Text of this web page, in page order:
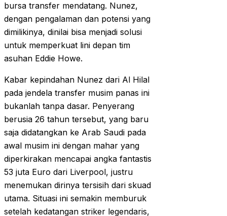
bursa transfer mendatang. Nunez,
dengan pengalaman dan potensi yang
dimilikinya, dinilai bisa menjadi solusi
untuk memperkuat lini depan tim
asuhan Eddie Howe.
Kabar kepindahan Nunez dari Al Hilal
pada jendela transfer musim panas ini
bukanlah tanpa dasar. Penyerang
berusia 26 tahun tersebut, yang baru
saja didatangkan ke Arab Saudi pada
awal musim ini dengan mahar yang
diperkirakan mencapai angka fantastis
53 juta Euro dari Liverpool, justru
menemukan dirinya tersisih dari skuad
utama. Situasi ini semakin memburuk
setelah kedatangan striker legendaris,